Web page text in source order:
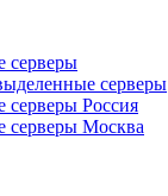
серверы
серверы
Россия
серверы Москва